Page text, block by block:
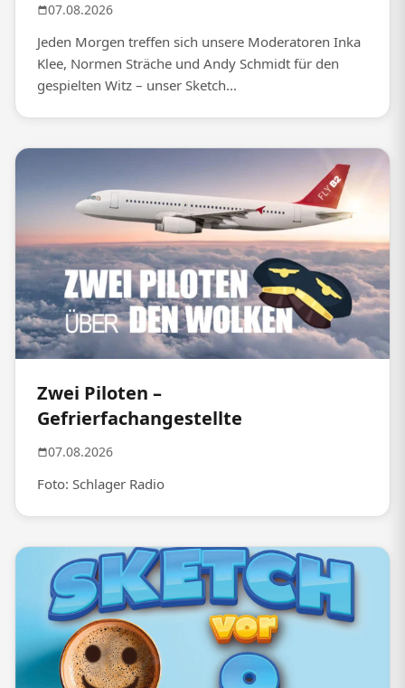
07.08.2026
Jeden Morgen treffen sich unsere Moderatoren Inka
Klee, Normen Sträche und Andy Schmidt für den
gespielten Witz – unser Sketch...
Zwei Piloten –
Gefrierfachangestellte
07.08.2026
Foto: Schlager Radio